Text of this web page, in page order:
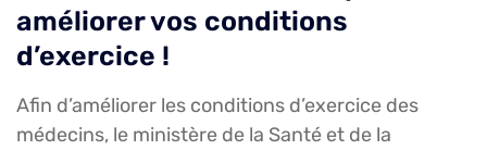
améliorer vos conditions
d’exercice !
Afin d’améliorer les conditions d’exercice des
médecins, le ministère de la Santé et de la